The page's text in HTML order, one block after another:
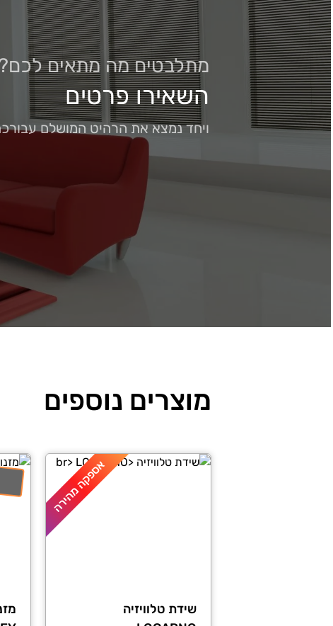
מתלבטים מה מתאים
השאירו פרטים
ויחד נמצא את הרהיט המושלם
מוצרים נוספים
אספקה מהירה
שידת טלוויזיה